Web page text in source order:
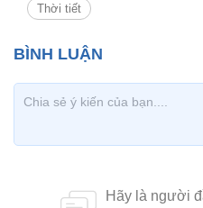
Thời tiết